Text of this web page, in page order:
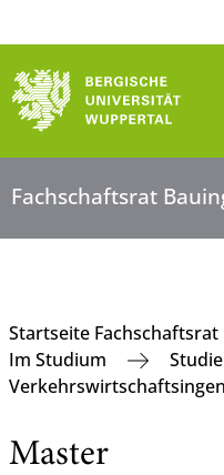
Fachschaftsrat
Startseite Fachschaftsrat
Im Studium
Master